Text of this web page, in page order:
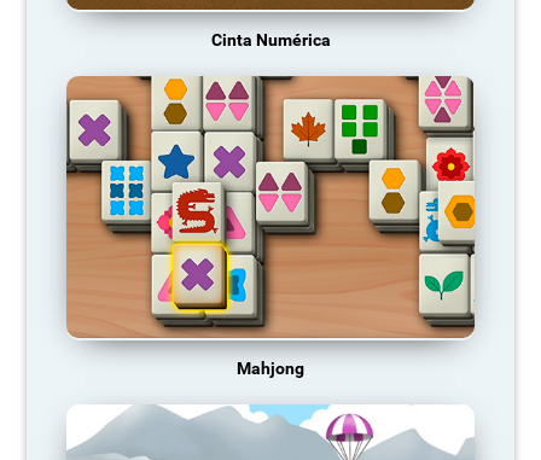
Cinta Numérica
Mahjong